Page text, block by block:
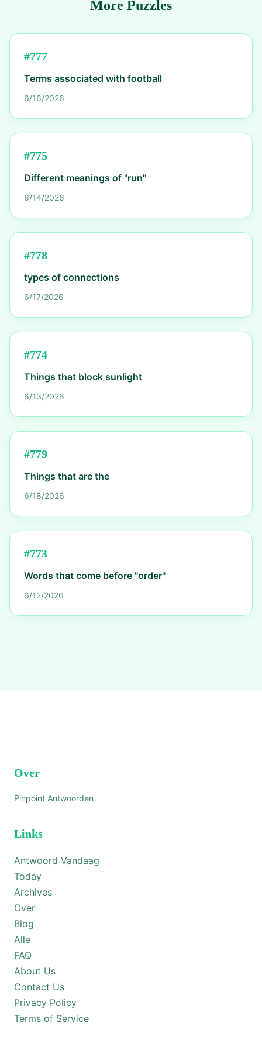
More Puzzles
#777
Terms associated with football
6/16/2026
#775
Different meanings of "run"
6/14/2026
#778
types of connections
6/17/2026
#774
Things that block sunlight
6/13/2026
#779
Things that are the
6/18/2026
#773
Words that come before "order"
6/12/2026
Over
Pinpoint Antwoorden
Links
Antwoord Vandaag
Today
Archives
Over
Blog
Alle
FAQ
About Us
Contact Us
Privacy Policy
Terms of Service